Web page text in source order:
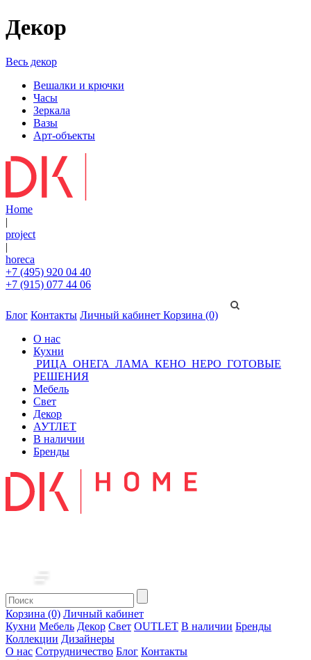
Декор
Весь декор
Вешалки и крючки
Часы
Зеркала
Вазы
Арт-объекты
Home
|
project
|
horeca
+7 (495) 920 04 40
+7 (915) 077 44 06
Блог Контакты Личный кабинет Корзина (0)
О нас
Кухни
РИЦА ОНЕГА ЛАМА КЕНО НЕРО ГОТОВЫЕ
РЕШЕНИЯ
Мебель
Свет
Декор
АУТЛЕТ
В наличии
Бренды
Корзина (0) Личный кабинет
Кухни Мебель Декор Свет OUTLET В наличии Бренды
Коллекции Дизайнеры
О нас Сотрудничество Блог Контакты